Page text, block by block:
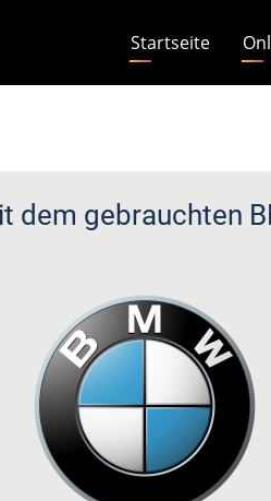
Startseite
dem gebrauchten